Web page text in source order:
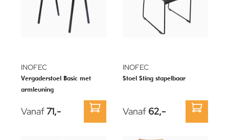
INOFEC
Vergaderstoel Basic met
armleuning
Vanaf71,-
INOFEC
Stoel Sting stapelbaar
Vanaf 62,-